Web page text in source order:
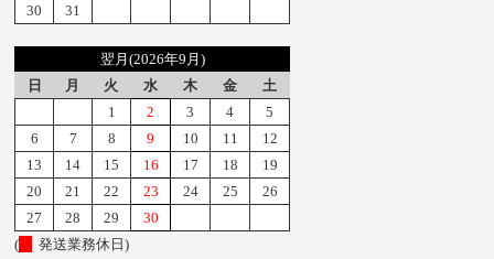
30
31
翌月(2026年9月)
日
月 火 水 木 金
土
1
2 3 4
5
6
7 8 9 10 11
12
13
14 15 16 17 18
19
20
21 22 23 24 25
26
27
28 29
30
(
発送業務休日)